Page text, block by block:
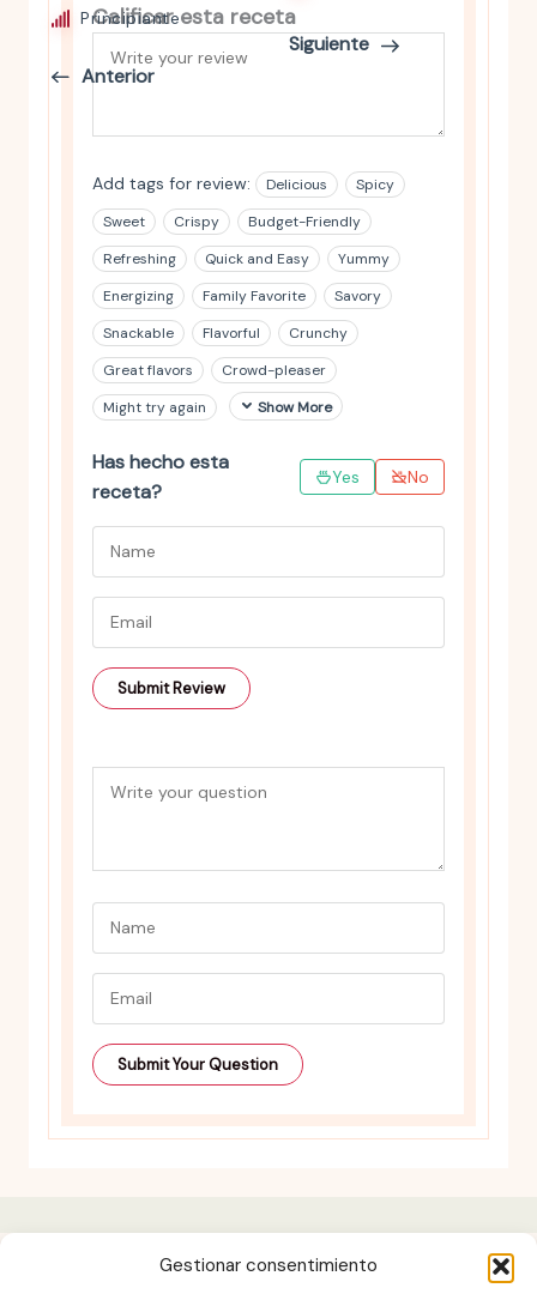
Gestionar consentimiento
Principiante
Anterior
Siguiente
Calificar esta receta
Add tags for review: Delicious
Spicy
Sweet
Crispy
Budget-Friendly
Refreshing
Quick and Easy
Yummy
Energizing
Family Favorite
Savory
Snackable
Flavorful
Crunchy
Great flavors
Crowd-pleaser
Might try again
Show More
Has hecho esta
receta?
Yes No